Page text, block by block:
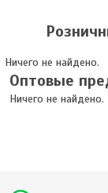
Ничего не найдено.
Оптовые
Ничего не найдено.